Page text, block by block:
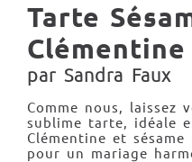
Tarte
Clémentine
par Sandra Faux
Comme nous, laissez
sublime tarte, idéale
Clémentine et
pour un mariage